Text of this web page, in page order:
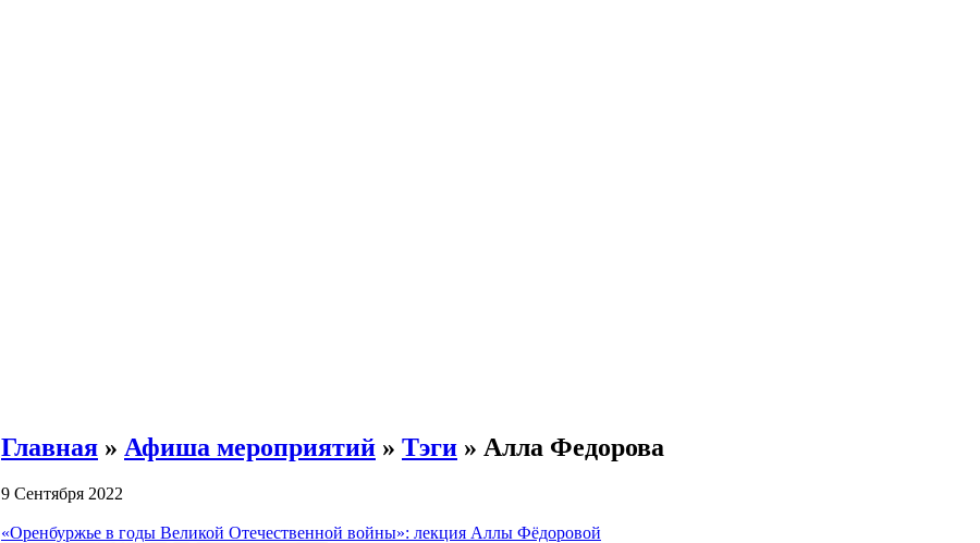
Главная » Афиша мероприятий » Тэги » Алла Федорова
9 Сентября 2022
«Оренбуржье в годы Великой Отечественной войны»: лекция Аллы Фёдоровой